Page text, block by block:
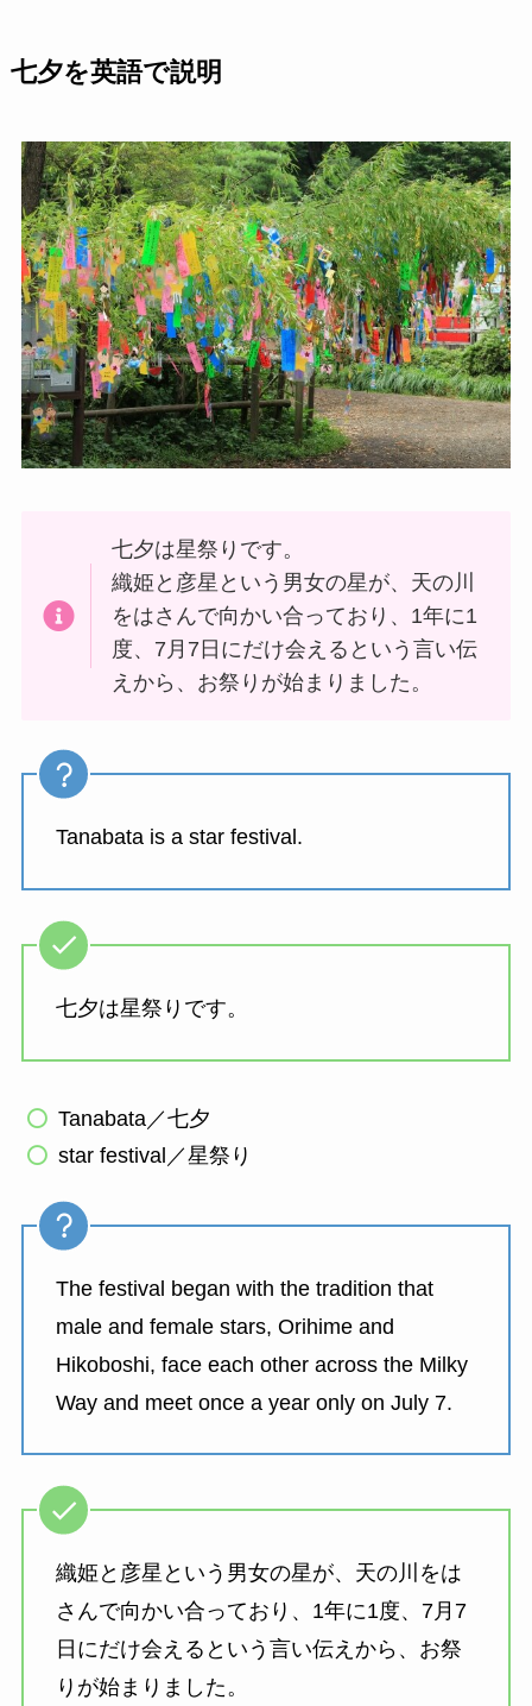
七夕を英語で説明
七夕は星祭りです。
織姫と彦星という男女の星が、天の川
をはさんで向かい合っており、1年に1
度、7月7日にだけ会えるという言い伝
えから、お祭りが始まりました。
Tanabata is a star festival.
七夕は星祭りです。
Tanabata／七夕
star festival／星祭り
The festival began with the tradition that
male and female stars, Orihime and
Hikoboshi, face each other across the Milky
Way and meet once a year only on July 7.
織姫と彦星という男女の星が、天の川をは
さんで向かい合っており、1年に1度、7月7
日にだけ会えるという言い伝えから、お祭
りが始まりました。